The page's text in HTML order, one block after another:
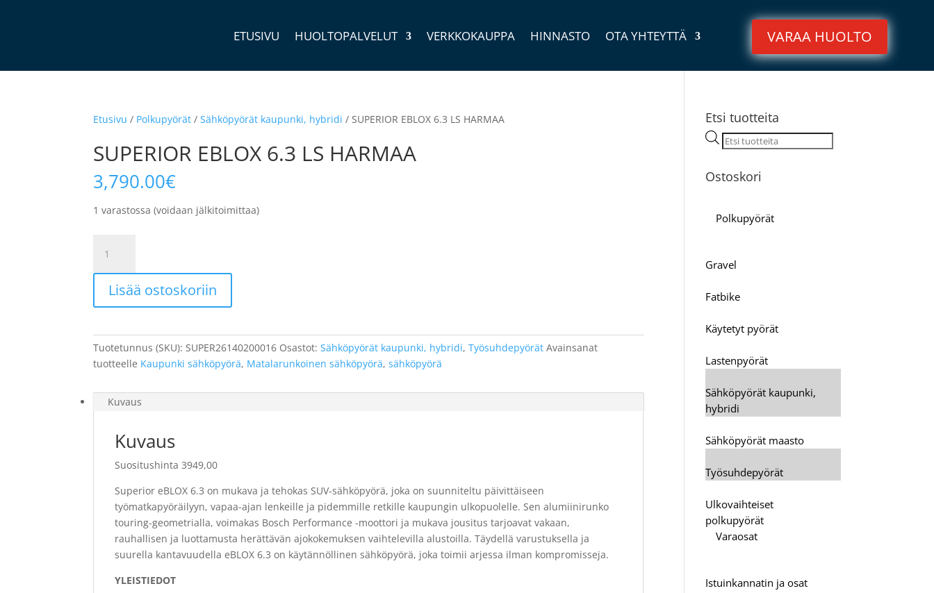
ETUSIVU HUOLTOPALVELUT VERKKOKAUPPA HINNASTO OTA YHTEYTTÄ VARAA HUOLTO
Etusivu / Polkupyörät /Sähköpyörät kaupunki, hybridi / SUPERIOR EBLOX 6.3 LS HARMAA
SUPERIOR EBLOX 6.3 LS HARMAA
3,790.00€
1 varastossa (voidaan jälkitoimittaa)
EBLOX
6.3
HARMAA
Lisää ostoskoriin
Tuotetunnus (SKU):SUPER26140200016 Osastot:Sähköpyörät kaupunki, hybridi,Työsuhdepyörät Avainsanat
tuotteelle Kaupunki sähköpyörä, Matalarunkoinen sähköpyörä,sähköpyörä
Kuvaus
Kuvaus
Suositushinta 3949,00
Superior eBLOX 6.3 on mukava ja tehokas SUV-sähköpyörä, joka on suunniteltu päivittäiseen
työmatkapyöräilyyn, vapaa-ajan lenkeille ja pidemmille retkille kaupungin ulkopuolelle. Sen alumiinirunko
touring-geometrialla, voimakas Bosch Performance -moottori ja mukava jousitus tarjoavat vakaan,
rauhallisen ja luottamusta herättävän ajokokemuksen vaihtelevilla alustoilla. Täydellä varustuksella ja
suurella kantavuudella eBLOX 6.3 on käytännöllinen sähköpyörä, joka toimii arjessa ilman kompromisseja.
YLEISTIEDOT
Etsi tuotteita
Products
search
Ostoskori
Polkupyörät
Gravel
Fatbike
Käytetyt pyörät
Lastenpyörät
Sähköpyörät kaupunki,
hybridi
Sähköpyörät maasto
Työsuhdepyörät
Ulkovaihteiset
polkupyörät
Varaosat
Istuinkannatin ja osat